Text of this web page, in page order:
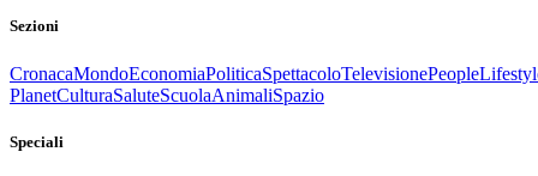
Sezioni
CronacaMondoEconomiaPoliticaSpettacoloTelevisionePeople
PlanetCulturaSaluteScuolaAnimaliSpazio
Speciali